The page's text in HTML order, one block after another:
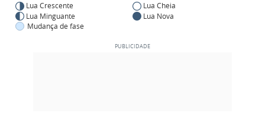
Lua Crescente
Lua Cheia
Lua Minguante
Lua Nova
Mudança de fase